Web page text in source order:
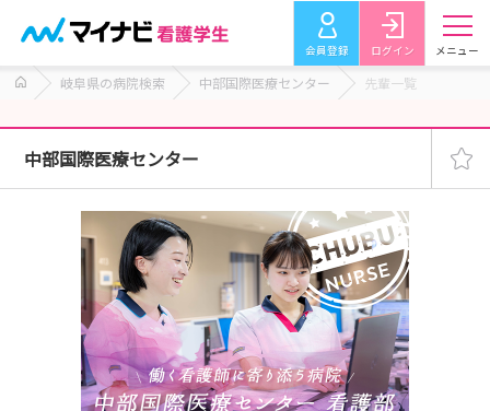
会員登録 ログイン メニュー
岐阜県の病院検索 中部国際医療センター 先輩一覧
中部国際医療センター